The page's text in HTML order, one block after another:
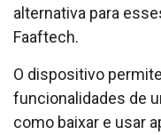
alternativa para
Faaftech.
O dispositivo
funcionalidades de
como baixar e usar